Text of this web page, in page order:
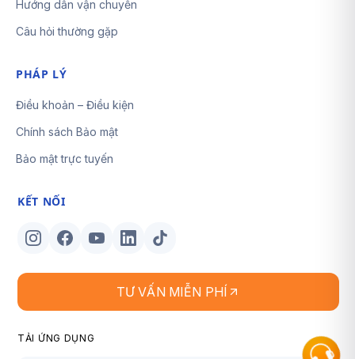
Hướng dẫn vận chuyển
Câu hỏi thường gặp
PHÁP LÝ
Điều khoản – Điều kiện
Chính sách Bảo mật
Bảo mật trực tuyến
KẾT NỐI
TƯ VẤN MIỄN PHÍ
TẢI ỨNG DỤNG